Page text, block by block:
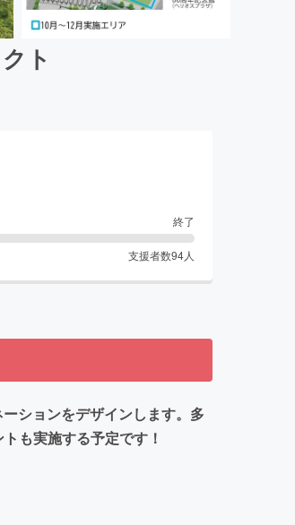
ト
終了
支援者数94人
ションをデザインします。多
も実施する予定です！